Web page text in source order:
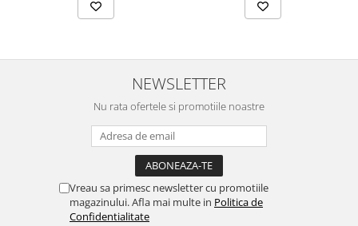
NEWSLETTER
Nu rata ofertele si promotiile noastre
Vreau sa primesc newsletter cu promotiile
magazinului. Afla mai multe in Politica de
Confidentialitate